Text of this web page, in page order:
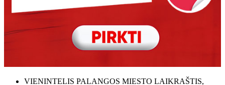
VIENINTELIS PALANGOS MIESTO LAIKRAŠTIS,